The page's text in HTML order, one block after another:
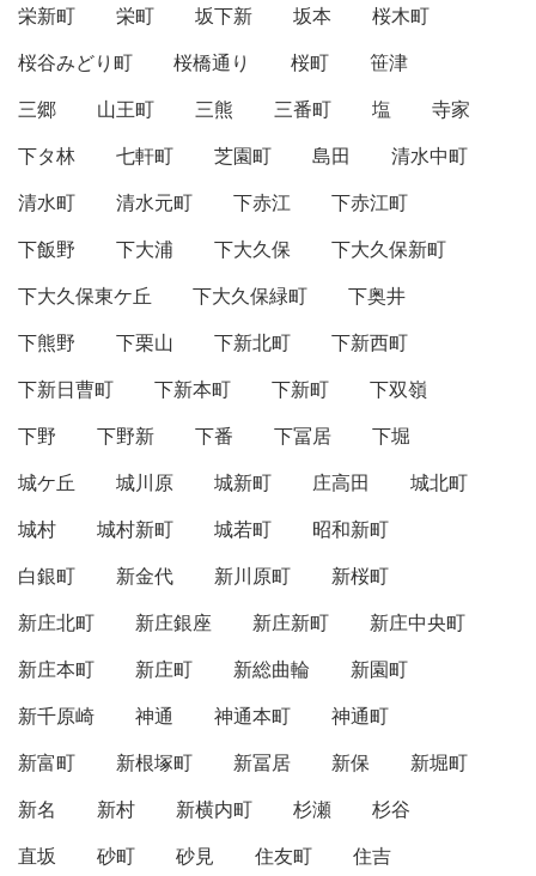
栄新町
栄町 坂下新 坂本
桜木町
桜谷みどり町
桜橋通り 桜町
笹津
三郷
山王町 三熊 三番町 塩
寺家
下タ林
七軒町 芝園町 島田
清水中町
清水町
清水元町 下赤江
下赤江町
下飯野
下大浦 下大久保
下大久保新町
下大久保東ケ丘
下大久保緑町
下奥井
下熊野
下栗山 下新北町
下新西町
下新日曹町
下新本町 下新町
下双嶺
下野
下野新 下番 下冨居
下堀
城ケ丘
城川原 城新町 庄高田
城北町
城村
城村新町 城若町
昭和新町
白銀町
新金代 新川原町
新桜町
新庄北町
新庄銀座 新庄新町
新庄中央町
新庄本町
新庄町 新総曲輪
新園町
新千原崎
神通 神通本町
神通町
新富町
新根塚町 新冨居 新保
新堀町
新名
新村 新横内町 杉瀬
杉谷
直坂
砂町 砂見 住友町
住吉